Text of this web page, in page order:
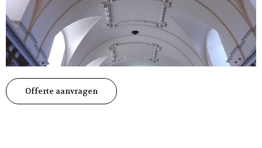
Offerte aanvragen